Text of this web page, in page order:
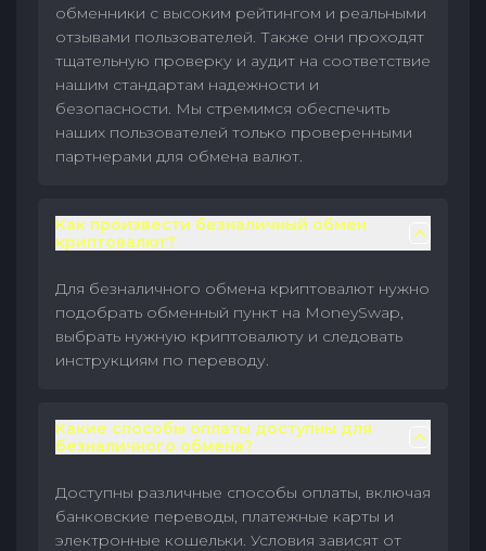
обменники с высоким рейтингом и реальными
отзывами пользователей. Также они проходят
тщательную проверку и аудит на соответствие
нашим стандартам надежности и
безопасности. Мы стремимся обеспечить
наших пользователей только проверенными
партнерами для обмена валют.
Как произвести безналичный обмен
криптовалют?
Для безналичного обмена криптовалют нужно
подобрать обменный пункт на MoneySwap,
выбрать нужную криптовалюту и следовать
инструкциям по переводу.
Какие способы оплаты доступны для
безналичного обмена?
Доступны различные способы оплаты, включая
банковские переводы, платежные карты и
электронные кошельки. Условия зависят от